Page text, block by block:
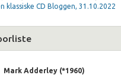
klassiske CD Bloggen, 31.10.2022
Adderley (*1960)